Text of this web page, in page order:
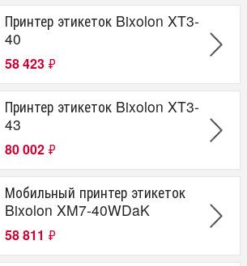
Принтер этикеток Bixolon XT3-
40
58 423 ₽
Принтер этикеток Bixolon XT3-
43
80 002 ₽
Мобильный принтер этикеток
Bixolon XM7-40WDaK
58 811 ₽